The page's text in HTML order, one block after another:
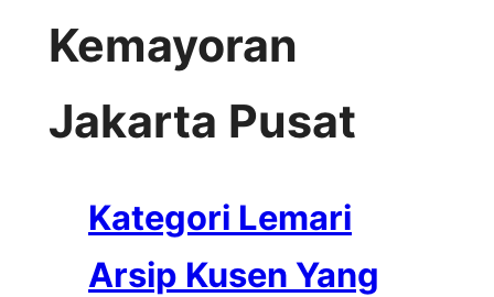
Kemayoran
Jakarta Pusat
Kategori Lemari
Arsip Kusen Yang